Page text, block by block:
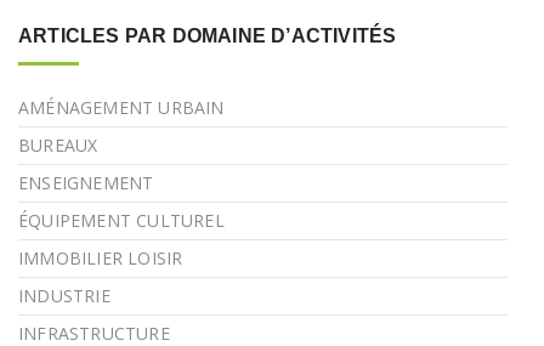
ARTICLES PAR DOMAINE D’ACTIVITÉS
AMÉNAGEMENT URBAIN
BUREAUX
ENSEIGNEMENT
ÉQUIPEMENT CULTUREL
IMMOBILIER LOISIR
INDUSTRIE
INFRASTRUCTURE